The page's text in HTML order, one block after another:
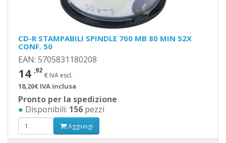
CD-R STAMPABILI SPINDLE 700 MB 80 MIN 52X
CONF. 50
EAN: 5705831180208
14 ,92
€ IVA escl.
18,20€ IVA inclusa
Pronto per la spedizione
● Disponibili: 156 pezzi
Aggiungi